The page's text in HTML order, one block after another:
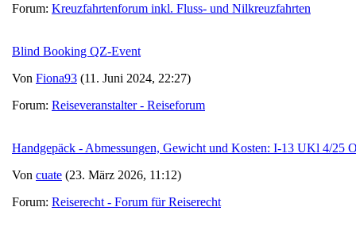
Forum: Kreuzfahrtenforum inkl. Fluss- und Nilkreuzfahrten
Blind Booking QZ-Event
Von Fiona93 (11. Juni 2024, 22:27)
Forum: Reiseveranstalter - Reiseforum
Handgepäck - Abmessungen, Gewicht und Kosten: I-13 UKl 4/25
Von cuate (23. März 2026, 11:12)
Forum: Reiserecht - Forum für Reiserecht